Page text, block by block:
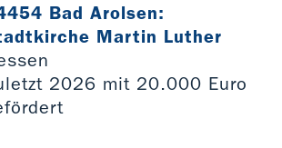
Bad Arolsen:
Martin Luther
2026 mit 20.000 Euro